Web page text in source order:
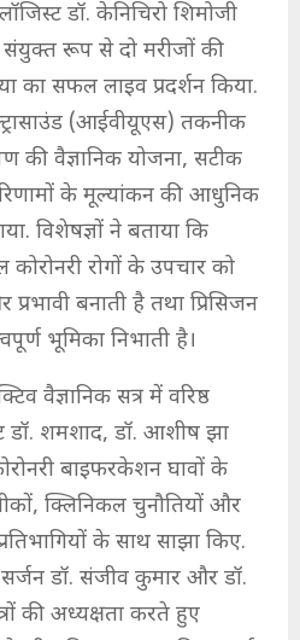
डॉ. केनिचिरो शिमोजी
रूप से दो मरीजों की
का सफल लाइव प्रदर्शन किया.
(आईवीयूएस) तकनीक
की वैज्ञानिक योजना, सटीक
के मूल्यांकन की आधुनिक
विशेषज्ञों ने बताया कि
कोरोनरी रोगों के उपचार को
बनाती है तथा प्रिसिजन
भूमिका निभाती है।
वैज्ञानिक सत्र में वरिष्ठ
डॉ. शमशाद, डॉ. आशीष झा
बाइफरकेशन घावों के
क्लिनिकल चुनौतियों और
के साथ साझा किए.
सर्जन डॉ. संजीव कुमार और डॉ.
की अध्यक्षता करते हुए